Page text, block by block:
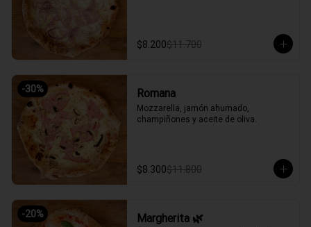
$8.200$11.700
-30% Romana
Mozzarella, jamón ahumado,
champiñones y aceite de oliva.
$8.300$11.800
-20% Margherita 🌿